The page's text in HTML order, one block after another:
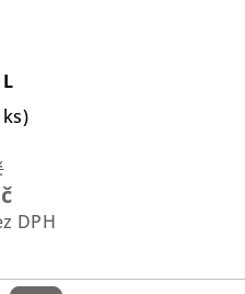
DPH